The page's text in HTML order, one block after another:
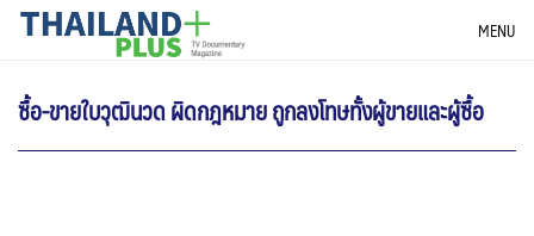
SkipTHAILANDPLUS NEWS MENU
ซื้อ-ขายใบวุฒินวด ผิดกฎหมาย ถูกลงโทษทั้งผู้ขายและผู้ซื้อ